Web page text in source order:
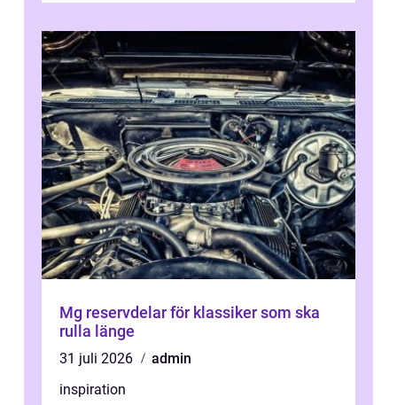
Mg reservdelar för klassiker som ska
rulla länge
31 juli 2026
admin
inspiration